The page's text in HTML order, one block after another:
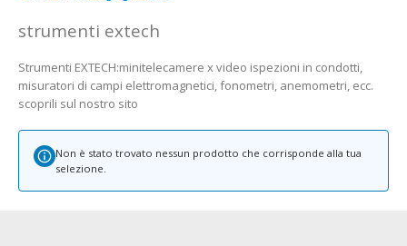
strumenti extech
Strumenti EXTECH:minitelecamere x video ispezioni in condotti,
misuratori di campi elettromagnetici, fonometri, anemometri, ecc.
scoprili sul nostro sito
Non è stato trovato nessun prodotto che corrisponde alla tua
selezione.